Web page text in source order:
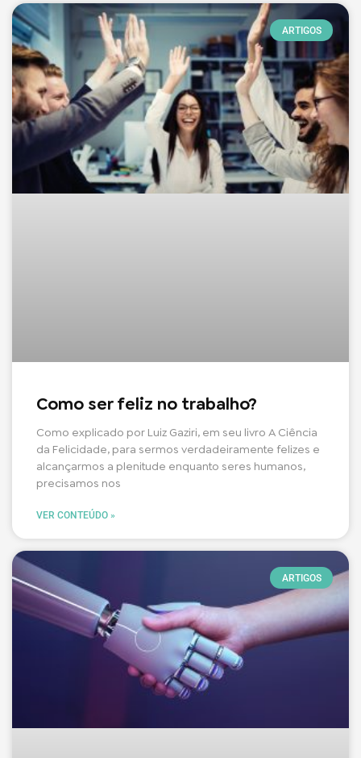
ARTIGOS
Como ser feliz no trabalho?
Como explicado por Luiz Gaziri, em seu livro A Ciência
da Felicidade, para sermos verdadeiramente felizes e
alcançarmos a plenitude enquanto seres humanos,
precisamos nos
VER CONTEÚDO »
ARTIGOS